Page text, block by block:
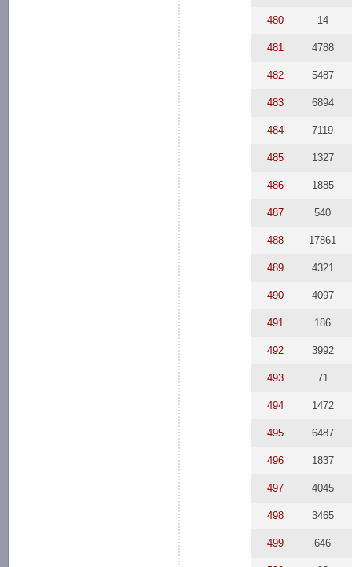
480 14
481 4788
482 5487
483 6894
484 7119
485 1327
486 1885
487 540
488 17861
489 4321
490 4097
491 186
492 3992
493 71
494 1472
495 6487
496 1837
497 4045
498 3465
499 646